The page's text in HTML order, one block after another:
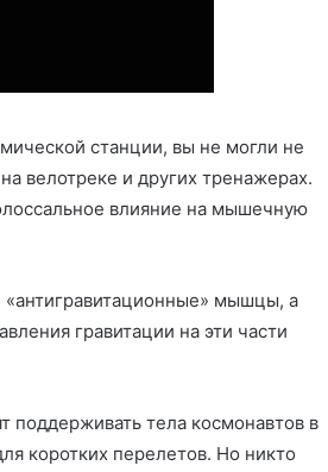
станции, вы не могли не
велотреке и других тренажерах.
влияние на мышечную
мышцы, а
гравитации на эти части
поддерживать тела космонавтов в
коротких перелетов. Но никто